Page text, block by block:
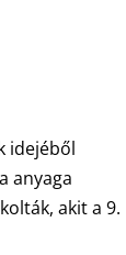
idejéből
anyaga
akit a 9.